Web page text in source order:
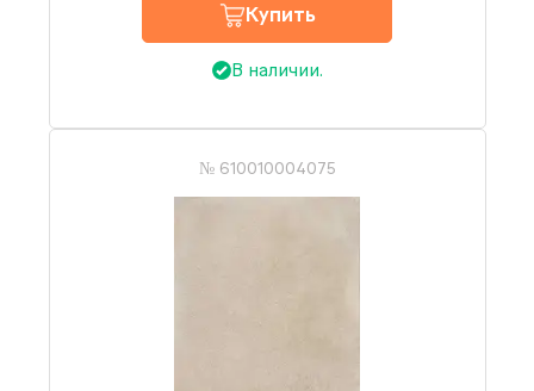
Купить
В наличии.
№ 610010004075